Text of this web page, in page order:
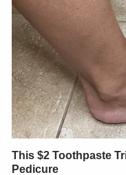
This $2 Toothpaste
Pedicure